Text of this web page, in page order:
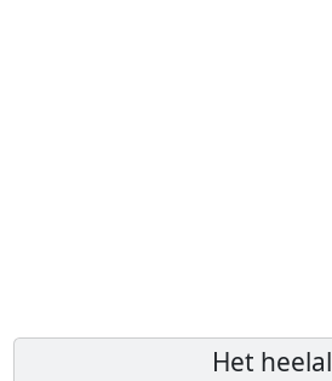
Het heelal